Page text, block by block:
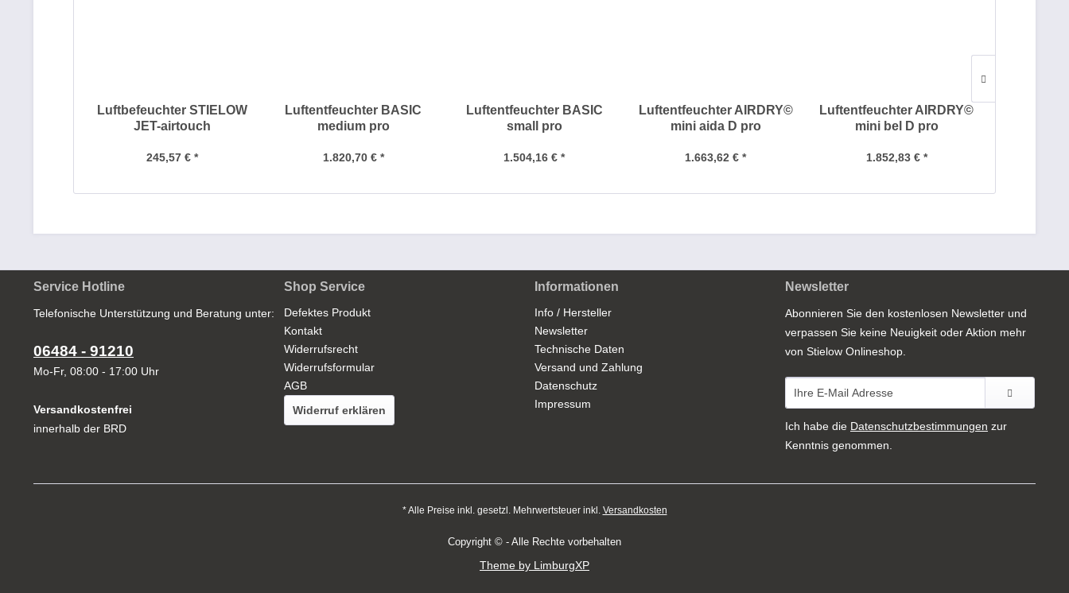
Luftbefeuchter STIELOW
JET-airtouch
245,57 € *
Luftentfeuchter BASIC
medium pro
1.820,70 € *
Luftentfeuchter BASIC
small pro
1.504,16 € *
Luftentfeuchter AIRDRY©
mini aida D pro
1.663,62 € *
Luftentfeuchter AIRDRY©
mini bel D pro
1.852,83 € *
Service Hotline
Telefonische Unterstützung und Beratung unter:
06484 - 91210
Mo-Fr, 08:00 - 17:00 Uhr
Versandkostenfrei
innerhalb der BRD
Shop Service
Defektes Produkt
Kontakt
Widerrufsrecht
Widerrufsformular
AGB
Widerruf erklären
Informationen
Info / Hersteller
Newsletter
Technische Daten
Versand und Zahlung
Datenschutz
Impressum
Newsletter
Abonnieren Sie den kostenlosen Newsletter und
verpassen Sie keine Neuigkeit oder Aktion mehr
von Stielow Onlineshop.
Ich habe die Datenschutzbestimmungen zur
Kenntnis genommen.
* Alle Preise inkl. gesetzl. Mehrwertsteuer inkl. Versandkosten
Copyright © - Alle Rechte vorbehalten
Theme by LimburgXP